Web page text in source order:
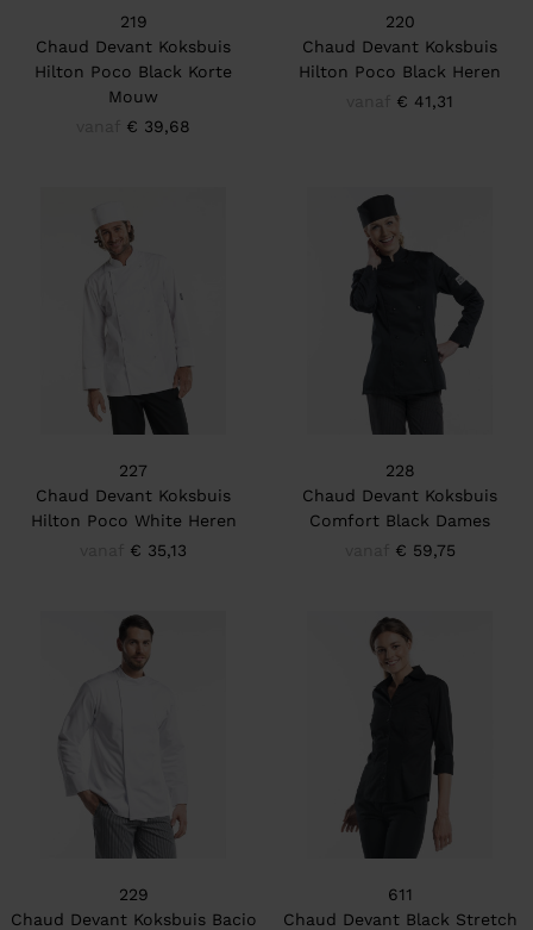
219
Chaud Devant Koksbuis
Hilton Poco Black Korte
Mouw
€ 39,68
220
Chaud Devant Koksbuis
Hilton Poco Black Heren
€ 41,31
227
Chaud Devant Koksbuis
Hilton Poco White Heren
€ 35,13
228
Chaud Devant Koksbuis
Comfort Black Dames
€ 59,75
229
Chaud Devant Koksbuis Bacio
611
Chaud Devant Black Stretch